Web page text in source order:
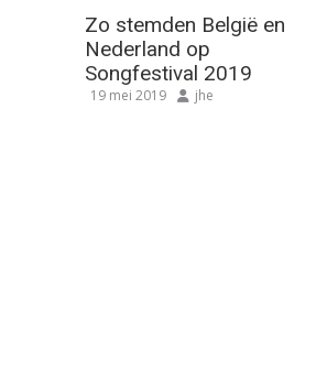
Zo stemden België en
Nederland op
Songfestival 2019
19 mei 2019 jhe